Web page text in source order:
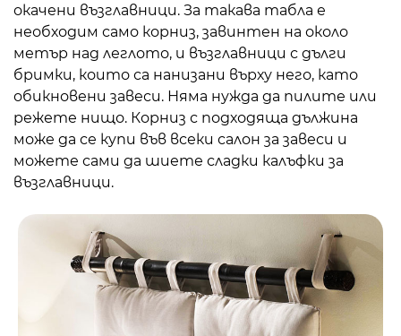
окачени възглавници. За такава табла е
необходим само корниз, завинтен на около
метър над леглото, и възглавници с дълги
бримки, които са нанизани върху него, като
обикновени завеси. Няма нужда да пилите или
режете нищо. Корниз с подходяща дължина
може да се купи във всеки салон за завеси и
можете сами да шиете сладки калъфки за
възглавници.